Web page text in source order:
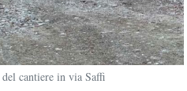
cantiere in via Saffi